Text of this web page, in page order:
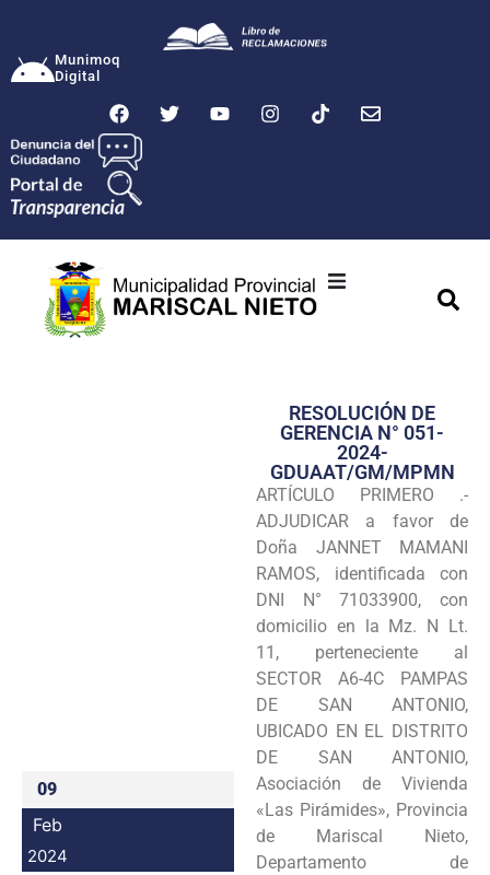
Munimoq
Digital
Transparencia
Seguridad
Programas
Intranet
09
Feb
2024
RESOLUCIÓN DE
GERENCIA N° 051-
2024-
GDUAAT/GM/MPMN
ARTÍCULO PRIMERO .-
ADJUDICAR a favor de
Doña JANNET MAMANI
RAMOS, identificada con
DNI N° 71033900, con
domicilio en la Mz. N Lt.
11, perteneciente al
SECTOR A6-4C PAMPAS
DE SAN ANTONIO,
UBICADO EN EL DISTRITO
DE SAN ANTONIO,
Asociación de Vivienda
«Las Pirámides», Provincia
de Mariscal Nieto,
Departamento de